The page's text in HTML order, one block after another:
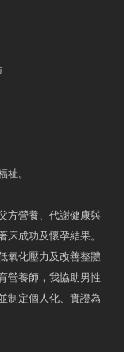
祉。
方營養、代謝健康與
成功及懷孕結果。
氧化壓力及改善整體
營養師，我協助男性
制定個人化、實證為